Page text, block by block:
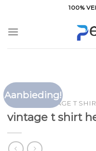
inhoud
100%
Aanbieding!
HOME VINTAGE T
vintage t shirt